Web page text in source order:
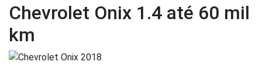
Chevrolet Onix 1.4 até 60 mil
km